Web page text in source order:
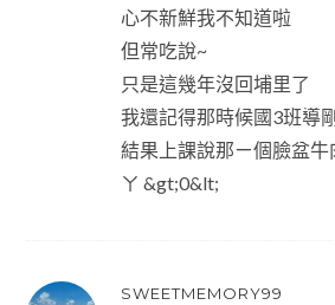
心不新鮮我不知道啦
但常吃說~
只是這幾年沒回埔里了
我還記得那時候國3班導
結果上課說那ㄧ個臉盆牛
ㄚ &gt;0&lt;
SWEETMEMORY99